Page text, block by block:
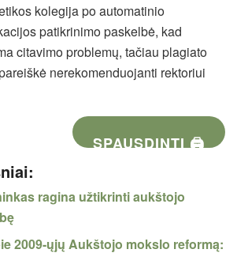
kolegija po automatinio
patikrinimo paskelbė, kad
citavimo problemų, tačiau plagiato
nerekomenduojanti rektoriui
SPAUSDINTI 🖨
ragina užtikrinti aukštojo
2009-ųjų Aukštojo mokslo reformą: